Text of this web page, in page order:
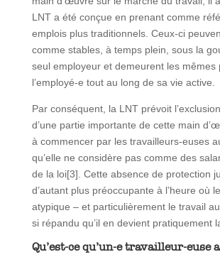
LNT a été conçue en prenant comme
emplois plus traditionnels. Ceux-ci
comme stables, à temps plein, sous la
seul employeur et demeurent les mêmes
l’employé-e tout au long de sa vie active.
Par conséquent, la LNT prévoit
d’une partie importante de cette main
à commencer par les travailleurs-euses
qu’elle ne considère pas comme des
de la loi[3]. Cette absence de protection
d’autant plus préoccupante à l’heure où
atypique – et particulièrement le travail
si répandu qu’il en devient pratiquement
Qu’est-ce qu’un-e travailleur-euse